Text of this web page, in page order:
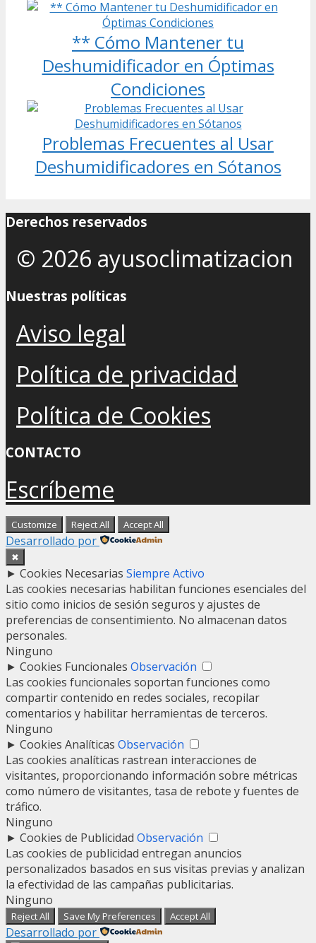
** Cómo Mantener tu
Deshumidificador en Óptimas
Condiciones
Problemas Frecuentes al Usar
Deshumidificadores en Sótanos
Derechos reservados
© 2026 ayusoclimatizacion
Nuestras políticas
Aviso legal
Política de privacidad
Política de Cookies
CONTACTO
Escríbeme
Customize Reject All Accept All
Desarrollado por
✖
► Cookies Necesarias Siempre Activo
Las cookies necesarias habilitan funciones esenciales del
sitio como inicios de sesión seguros y ajustes de
preferencias de consentimiento. No almacenan datos
personales.
Ninguno
► Cookies Funcionales Observación
Las cookies funcionales soportan funciones como
compartir contenido en redes sociales, recopilar
comentarios y habilitar herramientas de terceros.
Ninguno
► Cookies Analíticas Observación
Las cookies analíticas rastrean interacciones de
visitantes, proporcionando información sobre métricas
como número de visitantes, tasa de rebote y fuentes de
tráfico.
Ninguno
► Cookies de Publicidad Observación
Las cookies de publicidad entregan anuncios
personalizados basados en sus visitas previas y analizan
la efectividad de las campañas publicitarias.
Ninguno
Reject All Save My Preferences Accept All
Desarrollado por